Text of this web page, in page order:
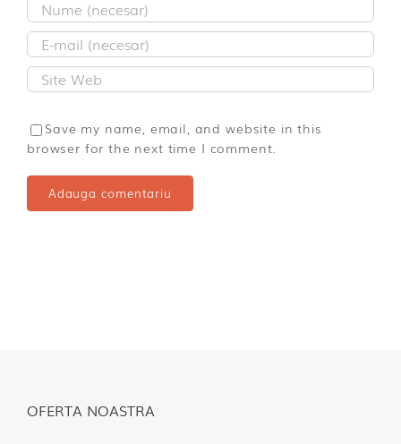
Save my name, email, and website in this
browser for the next time I comment.
OFERTA NOASTRA